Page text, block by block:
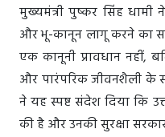
मुख्यमंत्री पुष्कर सिंह धामी
और भू-कानून लागू करने का
एक कानूनी प्रावधान नहीं,
और पारंपरिक जीवनशैली के
ने यह स्पष्ट संदेश दिया कि
की है और उनकी सुरक्षा